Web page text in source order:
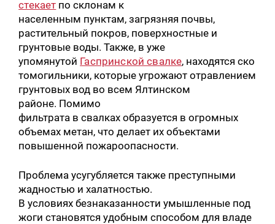
стекает по склонам к
населенным пунктам, загрязняя почвы,
растительный покров, поверхностные и
грунтовые воды. Также, в уже
упомянутой Гаспринской свалке, находятся ско
томогильники, которые угрожают отравлением
грунтовых вод во всем Ялтинском
районе. Помимо
фильтрата в свалках образуется в огромных
объемах метан, что делает их объектами
повышенной пожароопасности.
Проблема усугубляется также преступными
жадностью и халатностью.
В условиях безнаказанности умышленные под
жоги становятся удобным способом для владе